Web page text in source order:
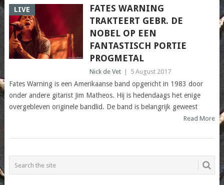
LIVE
FATES WARNING
TRAKTEERT GEBR. DE
NOBEL OP EEN
FANTASTISCH PORTIE
PROGMETAL
Nick de Vet 5 August 2017
Fates Warning is een Amerikaanse band opgericht in 1983 door
onder andere gitarist Jim Matheos. Hij is hedendaags het enige
overgebleven originele bandlid. De band is belangrijk geweest
Read More